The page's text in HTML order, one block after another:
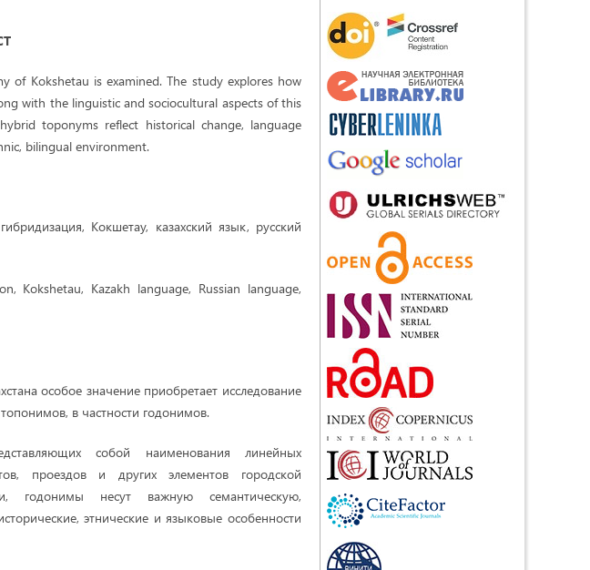
Kokshetau is examined. The study explores how
with the linguistic and sociocultural aspects of this
toponyms reflect historical change, language
bilingual environment.
Кокшетау, казахский язык, русский
Kokshetau, Kazakh language, Russian language,
особое значение приобретает исследование
в частности годонимов.
собой наименования линейных
проездов и других элементов городской
годонимы несут важную семантическую,
этнические и языковые особенности